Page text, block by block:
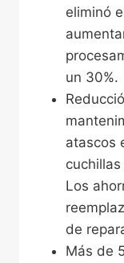
eliminó
un 30%.
atascos
Los
de
Más de